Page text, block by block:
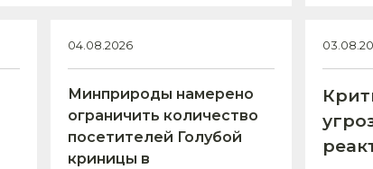
04.08.2026
Минприроды намерено
ограничить количество
посетителей Голубой
криницы в